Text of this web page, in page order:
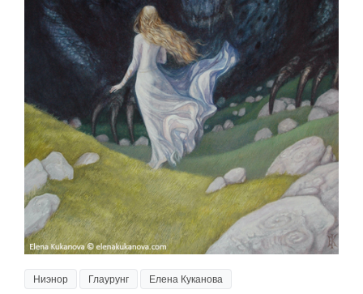
Ниэнор Глаурунг Елена Куканова